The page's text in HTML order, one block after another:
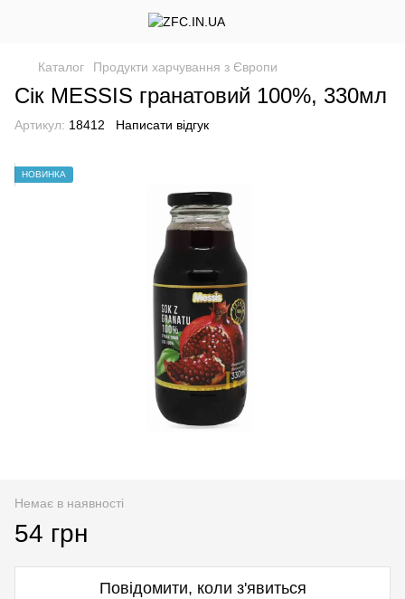
Каталог Продукти харчування з Європи
Сік MESSIS гранатовий 100%, 330мл
Артикул: 18412 Написати відгук
НОВИНКА
Немає в наявності
54 грн
Повідомити, коли з'явиться